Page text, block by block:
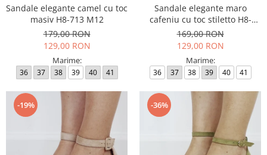
Sandale elegante camel cu toc
masiv H8-713 M12
179,00 RON
129,00 RON
Marime:
36 37 38 39 40 41
Sandale elegante maro
cafeniu cu toc stiletto H8-
1108T M12
169,00 RON
129,00 RON
Marime:
36 37 38 39 40 41
-19% -36%